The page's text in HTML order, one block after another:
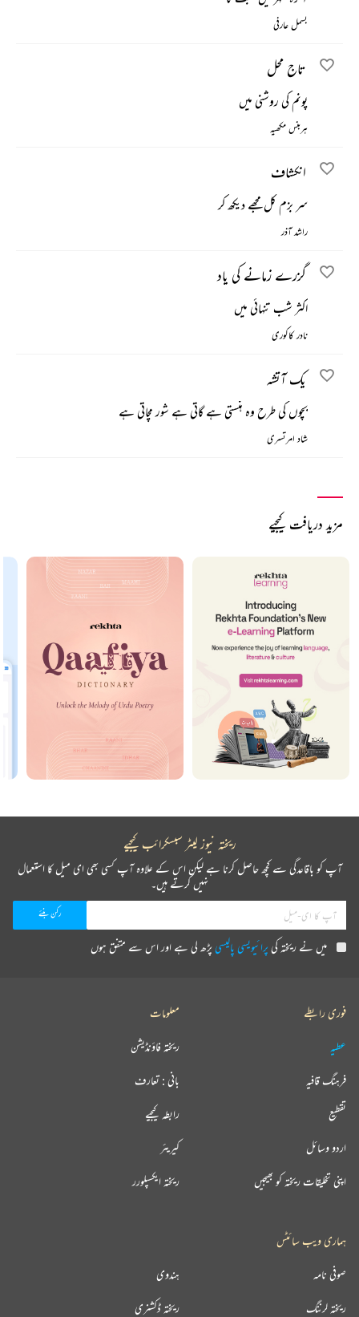
بسمل عارفی
تاج محل
پونم کی روشنی میں
ہربنس مکھیہ
انکشاف
سر بزم کل مجھے دیکھ کر
راشد آذر
گزرے زمانے کی یاد
اکثر شب تنہائی میں
نادر کاکوری
یک آتشہ
بچوں کی طرح وہ ہنستی ہے گاتی ہے شور مچاتی ہے
شاد امرتسری
مزید دریافت کیجیے
ریختہ نیوز لیٹر سبسکرائب کیجیے
آپ کو باقاعدگی سے کچھ حاصل کرنا ہے لیکن اس کے علاوہ آپ کسی بھی ای میل کا استعمال
نہیں کرتے ہیں۔
میں نے ریختہ کیپرائیویسی پالیسیپڑھ لی ہے اور اس سے متفق ہوں
فوری رابطے
عطیہ
فرہنگ قافیہ
تقطیع
اردو وسائل
اپنی تخلیقات ریختہ کو بھیجیں
معلومات
ریختہ فاؤنڈیشن
بانی : تعارف
رابطہ کیجیے
کیریئر
ریختہ ایکسپلورر
ہماری ویب سائٹس
ہندوی صوفی نامہ
ریختہ ڈکشنری ریختہ لرننگ